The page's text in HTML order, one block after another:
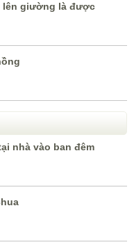
lên giường là được
nhà vào ban đêm